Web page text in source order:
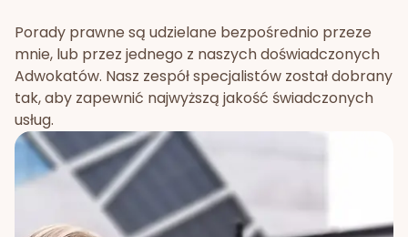
Porady prawne są udzielane bezpośrednio przeze
mnie, lub przez jednego z naszych doświadczonych
Adwokatów. Nasz zespół specjalistów został dobrany
tak, aby zapewnić najwyższą jakość świadczonych
usług.